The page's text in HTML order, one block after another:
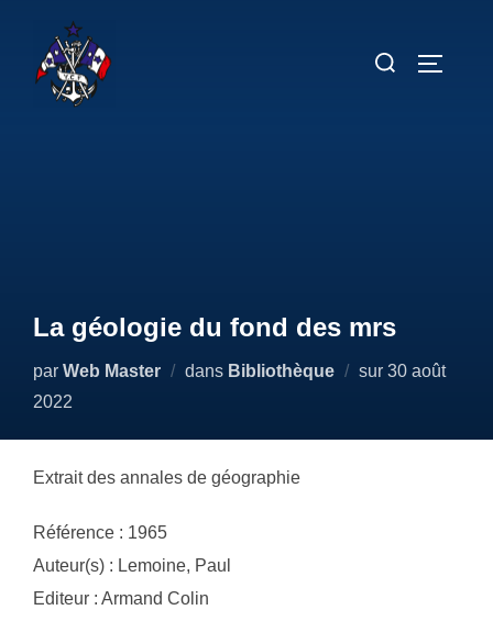
contenu
Rechercher :
La géologie du fond des mrs
par Web Master dans Bibliothèque sur Publié
30 août
2022
Extrait des annales de géographie
Référence : 1965
Auteur(s) : Lemoine, Paul
Editeur : Armand Colin